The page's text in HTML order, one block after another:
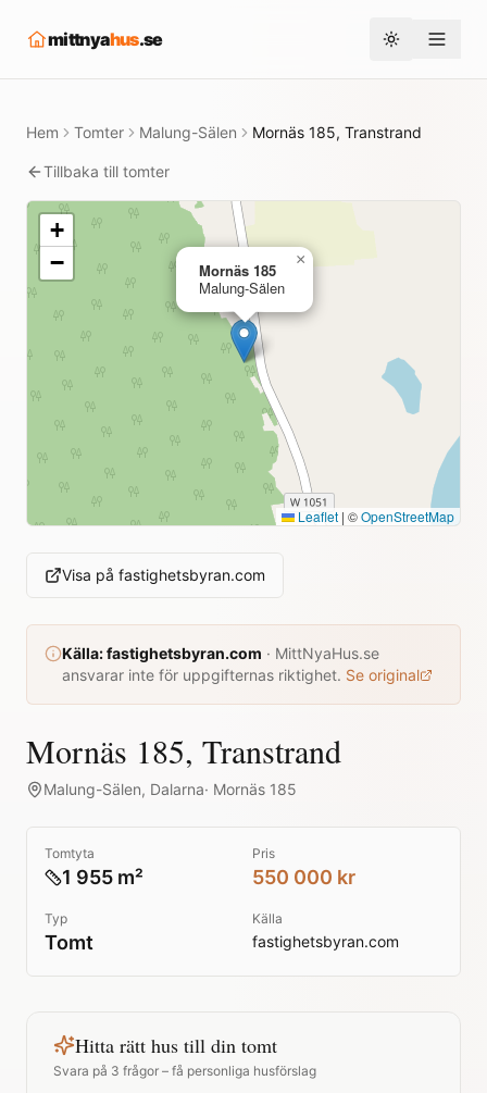
mittnyahus.se Toggle theme
Hem Tomter Malung-Sälen Mornäs 185, Transtrand
Tillbaka till tomter
Mornäs 185
Malung-Sälen
×
+
−
Leaflet | ©OpenStreetMap
Visa på fastighetsbyran.com
Källa:fastighetsbyran.com · MittNyaHus.se
ansvarar inte för uppgifternas riktighet. Se original
Mornäs 185, Transtrand
Malung-Sälen, Dalarna· Mornäs 185
Tomtyta
1 955 m²
Pris
550 000 kr
Typ
Tomt
Källa
fastighetsbyran.com
Hitta rätt hus till din tomt
Svara på 3 frågor – få personliga husförslag